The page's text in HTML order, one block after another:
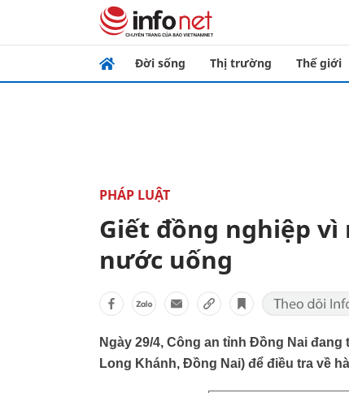
Đời sống Thị trường Thế giới
PHÁP LUẬT
Giết đồng nghiệp vì
nước uống
Ngày 29/4, Công an tỉnh Đồng Nai
Long Khánh, Đồng Nai) để điều tra về